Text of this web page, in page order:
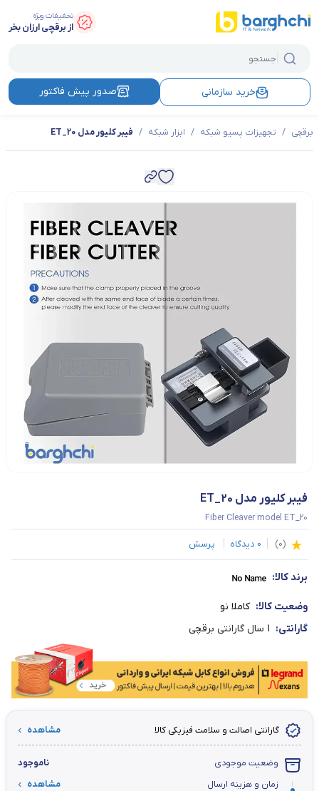
تخفیفات ویژه
از برقچی ارزان بخر
خرید سازمانی صدور پیش فاکتور
برقچی / تجهیزات پسیو شبکه / ابزار شبکه / فیبر کلیور مدل ET_20
فیبر کلیور مدل ET_20
Fiber Cleaver model ET_20
(
0
)
0 دیدگاه پرسش
برند کالا:
وضعیت کالا: کاملا نو
گارانتی: 1 سال گارانتی برقچی
گارانتی اصالت و سلامت فیزیکی کالا مشاهده
وضعیت موجودی
ناموجود
زمان و هزینه ارسال
مشاهده